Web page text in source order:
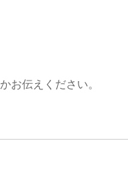
お伝えください。